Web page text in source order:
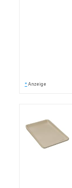
* Anzeige